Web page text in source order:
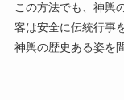
この方法でも、神輿
客は安全に伝統行事
神輿の歴史ある姿を